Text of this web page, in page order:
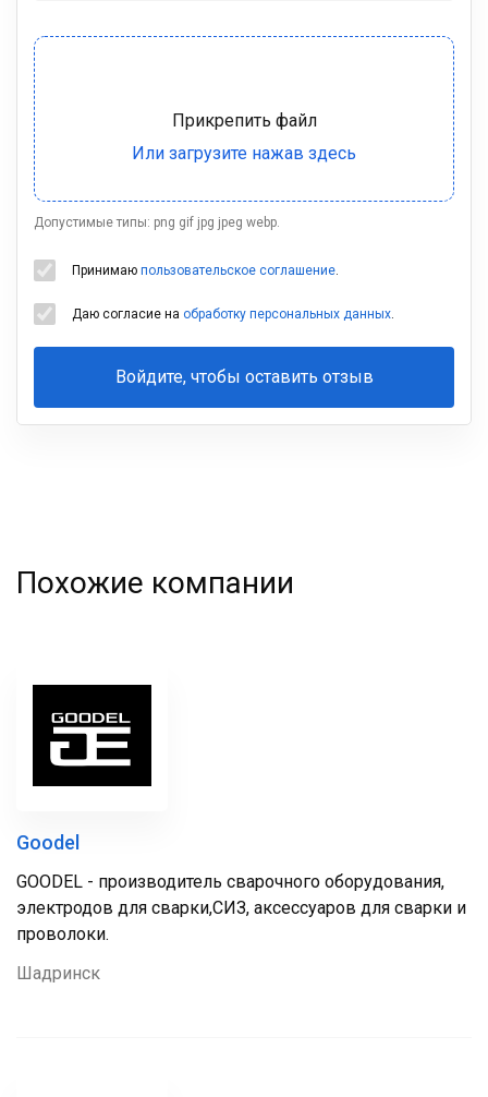
Допустимые типы: png gif jpg jpeg webp.
Принимаю пользовательское соглашение.
Даю согласие на обработку персональных данных.
Войдите, чтобы оставить отзыв
Ваша
Похожие компании
Goodel
GOODEL - производитель сварочного оборудования,
электродов для сварки,СИЗ, аксессуаров для сварки и
проволоки.
Шадринск